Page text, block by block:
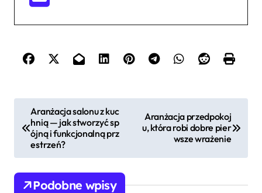
a
Aranżacja salonu z kuc
hnią — jak stworzyć sp
ójną i funkcjonalną prz
estrzeń?
Aranżacja przedpokoj
u, która robi dobre pier
wsze wrażenie
Podobne wpisy